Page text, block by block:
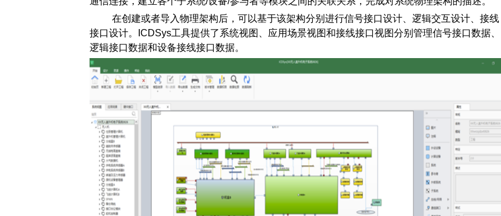
在创建或者导入物理架构后，可以基于该架构分别进行信号接口设计、逻辑交互设计、接线
接口设计。ICDSys工具提供了系统视图、应用场景视图和接线接口视图分别管理信号接口数据、
逻辑接口数据和设备接线接口数据。